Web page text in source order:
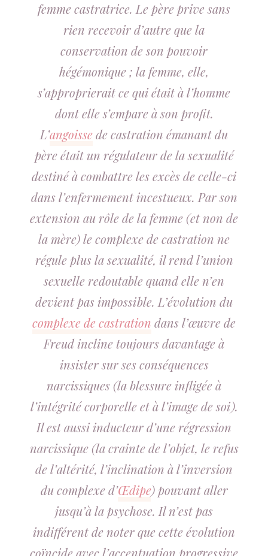
femme castratrice. Le père prive sans
rien recevoir d’autre que la
conservation de son pouvoir
hégémonique ; la femme, elle,
s’approprierait ce qui était à l’homme
dont elle s’empare à son profit.
L’angoissede castration émanant du
père était un régulateur de la sexualité
destiné à combattre les excès de celle-ci
dans l’enfermement incestueux. Par son
extension au rôle de la femme (et non de
la mère) le complexe de castration ne
régule plus la sexualité, il rend l’union
sexuelle redoutable quand elle n’en
devient pas impossible. L’évolution du
complexe de castration dans l’œuvre de
Freud incline toujours davantage à
insister sur ses conséquences
narcissiques (la blessure infligée à
l’intégrité corporelle et à l’image de soi).
Il est aussi inducteur d’une régression
narcissique (la crainte de l’objet, le refus
de l’altérité, l’inclination à l’inversion
du complexe d’Œdipe) pouvant aller
jusqu’à la psychose. Il n’est pas
indifférent de noter que cette évolution
coïncide avec l’accentuation progressive